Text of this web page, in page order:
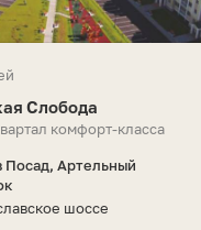
Слобода
комфорт-класса
Посад, Артельный
шоссе